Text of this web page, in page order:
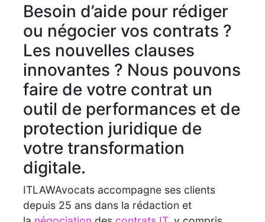
Besoin d’aide pour rédiger
ou négocier vos contrats ?
Les nouvelles clauses
innovantes ? Nous pouvons
faire de votre contrat un
outil de performances et de
protection juridique de
votre transformation
digitale.
ITLAWAvocats accompagne ses clients
depuis 25 ans dans la rédaction et